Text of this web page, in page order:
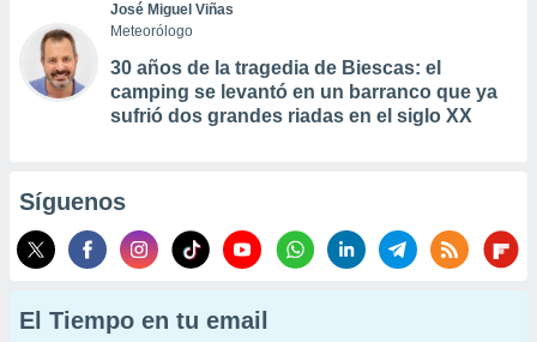
José Miguel Viñas
Meteorólogo
30 años de la tragedia de Biescas: el
camping se levantó en un barranco que ya
sufrió dos grandes riadas en el siglo XX
Síguenos
El Tiempo en tu email